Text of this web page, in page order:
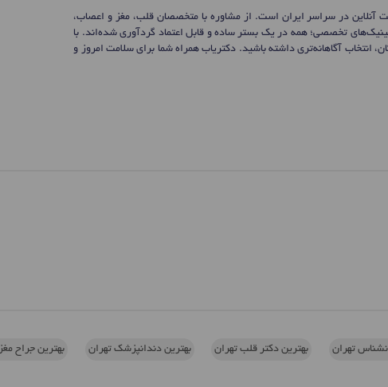
آنلاین در سراسر ایران است. از مشاوره با متخصصان قلب، مغز و اعصاب،
تخصصی؛ همه در یک بستر ساده و قابل اعتماد گردآوری شده‌اند. با
آگاهانه‌تری داشته باشید. دکتریاب همراه شما برای سلامت امروز و
تهران بهترین دکتر قلب تهران بهترین دندانپزشک تهران بهترین جراح